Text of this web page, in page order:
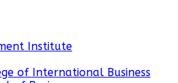
Institute
of International Business